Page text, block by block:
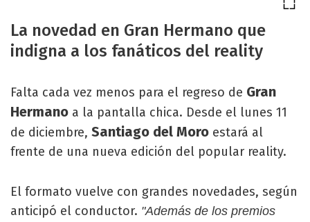
La novedad en Gran Hermano que
indigna a los fanáticos del reality
Falta cada vez menos para el regreso de Gran
Hermano a la pantalla chica. Desde el lunes 11
de diciembre, Santiago del Moro estará al
frente de una nueva edición del popular reality.
El formato vuelve con grandes novedades, según
anticipó el conductor. "Además de los premios